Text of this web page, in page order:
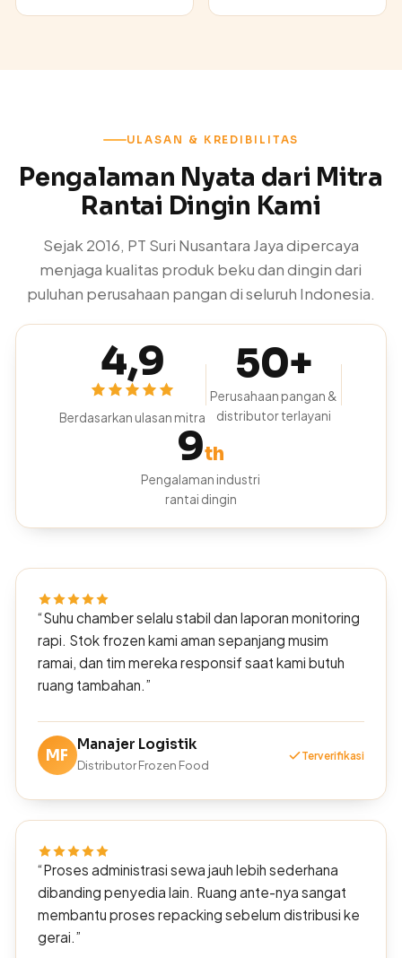
ULASAN & KREDIBILITAS
Pengalaman Nyata dari Mitra
Rantai Dingin Kami
Sejak 2016, PT Suri Nusantara Jaya dipercaya
menjaga kualitas produk beku dan dingin dari
puluhan perusahaan pangan di seluruh Indonesia.
4,9
Berdasarkan ulasan mitra
50+
Perusahaan pangan &
distributor terlayani
9th
Pengalaman industri
rantai dingin
“Suhu chamber selalu stabil dan laporan monitoring
rapi. Stok frozen kami aman sepanjang musim
ramai, dan tim mereka responsif saat kami butuh
ruang tambahan.”
MF
Manajer Logistik
Distributor Frozen Food
Terverifikasi
“Proses administrasi sewa jauh lebih sederhana
dibanding penyedia lain. Ruang ante-nya sangat
membantu proses repacking sebelum distribusi ke
gerai.”